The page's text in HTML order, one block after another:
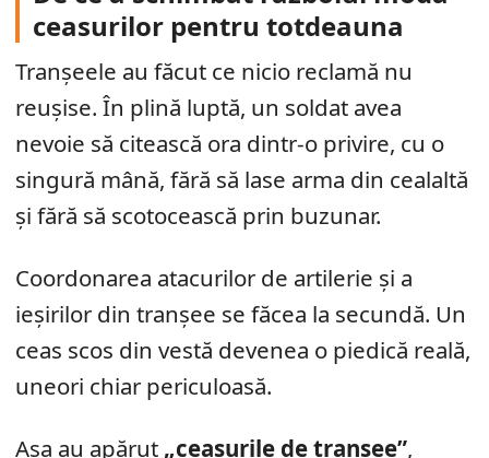
ceasurilor pentru totdeauna
Tranșeele au făcut ce nicio reclamă nu
reușise. În plină luptă, un soldat avea
nevoie să citească ora dintr-o privire, cu o
singură mână, fără să lase arma din cealaltă
și fără să scotocească prin buzunar.
Coordonarea atacurilor de artilerie și a
ieșirilor din tranșee se făcea la secundă. Un
ceas scos din vestă devenea o piedică reală,
uneori chiar periculoasă.
Așa au apărut „ceasurile de tranșee”,